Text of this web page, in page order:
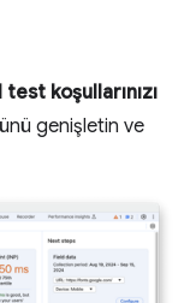
koşullarınızı
genişletin ve